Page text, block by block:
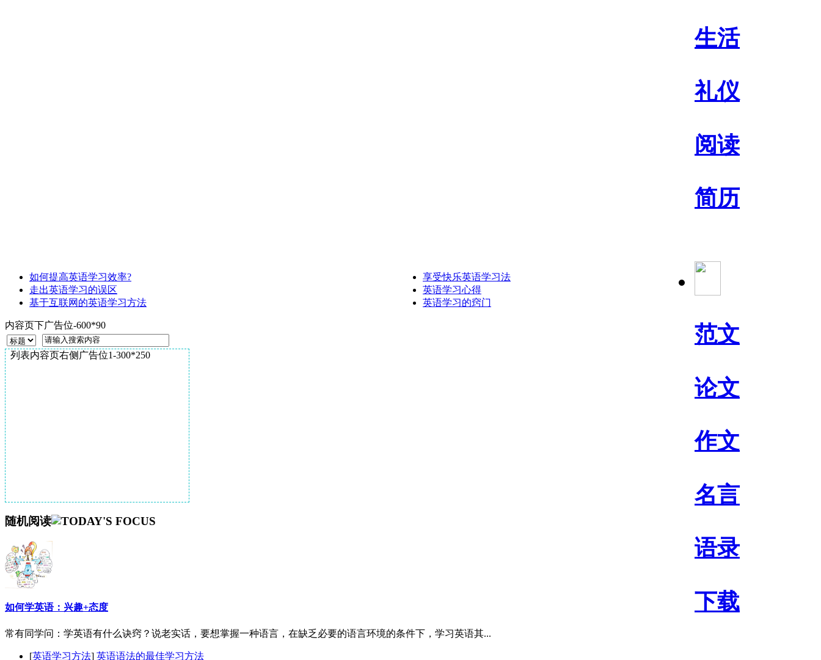
生活
礼仪
阅读
简历
范文
论文
作文
名言
语录
下载
如何提高英语学习效率?
享受快乐英语学习法
走出英语学习的误区
英语学习心得
基于互联网的英语学习方法
英语学习的窍门
内容页下广告位-600*90
列表内容页右侧广告位1-300*250
随机阅读
如何学英语：兴趣+态度
常有同学问：学英语有什么诀窍？说老实话，要想掌握一种语言，在缺乏必要的语言环境的条件下，学习英语其...
[英语学习方法] 英语语法的最佳学习方法